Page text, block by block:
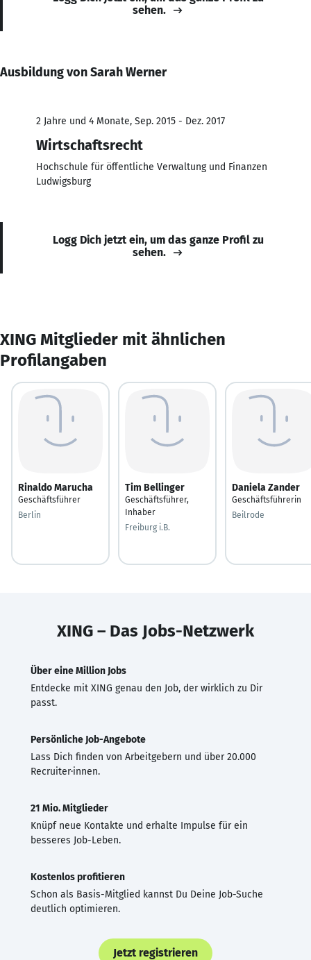
sehen.
Ausbildung von Sarah Werner
2 Jahre und 4 Monate, Sep. 2015 - Dez. 2017
Wirtschaftsrecht
Hochschule für öffentliche Verwaltung und Finanzen
Ludwigsburg
Logg Dich jetzt ein, um das ganze Profil zu
sehen.
XING Mitglieder mit ähnlichen
Profilangaben
Rinaldo Marucha
Geschäftsführer
Berlin
Tim Bellinger
Geschäftsführer,
Inhaber
Freiburg i.B.
Daniela Zander
Geschäftsführerin
Beilrode
XING – Das Jobs-Netzwerk
Über eine Million Jobs
Entdecke mit XING genau den Job, der wirklich zu Dir
passt.
Persönliche Job-Angebote
Lass Dich finden von Arbeitgebern und über 20.000
Recruiter·innen.
21 Mio. Mitglieder
Knüpf neue Kontakte und erhalte Impulse für ein
besseres Job-Leben.
Kostenlos profitieren
Schon als Basis-Mitglied kannst Du Deine Job-Suche
deutlich optimieren.
Jetzt registrieren